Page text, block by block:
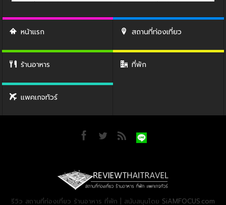
หน้าแรก สถานที่ท่องเที่ยว
ร้านอาหาร ที่พัก
แพคเกจทัวร์
รีวิว สถานที่ท่องเที่ยว ร้านอาหาร ที่พัก | สนับสนุนโดย SiAMFOCUS.com